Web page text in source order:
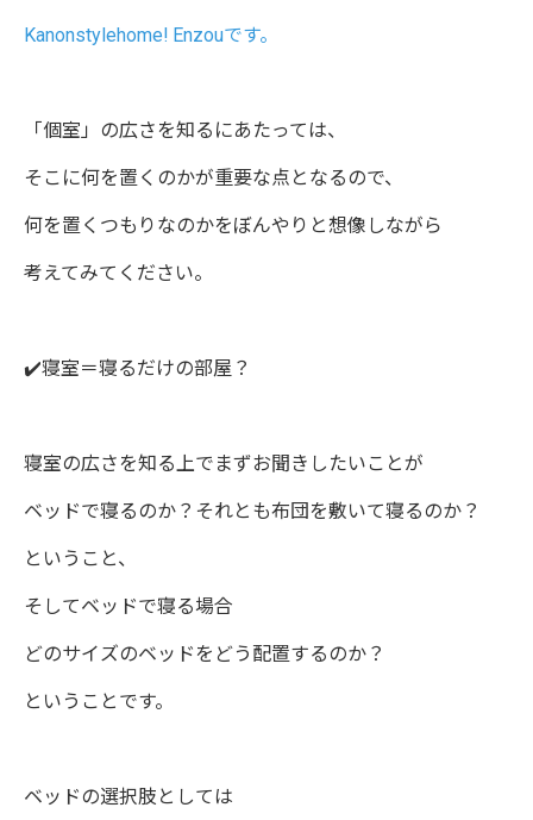
Kanonstylehome! Enzouです。
「個室」の広さを知るにあたっては、
そこに何を置くのかが重要な点となるので、
何を置くつもりなのかをぼんやりと想像しながら
考えてみてください。
✔️寝室＝寝るだけの部屋？
寝室の広さを知る上でまずお聞きしたいことが
ベッドで寝るのか？それとも布団を敷いて寝るのか？
ということ、
そしてベッドで寝る場合
どのサイズのベッドをどう配置するのか？
ということです。
ベッドの選択肢としては